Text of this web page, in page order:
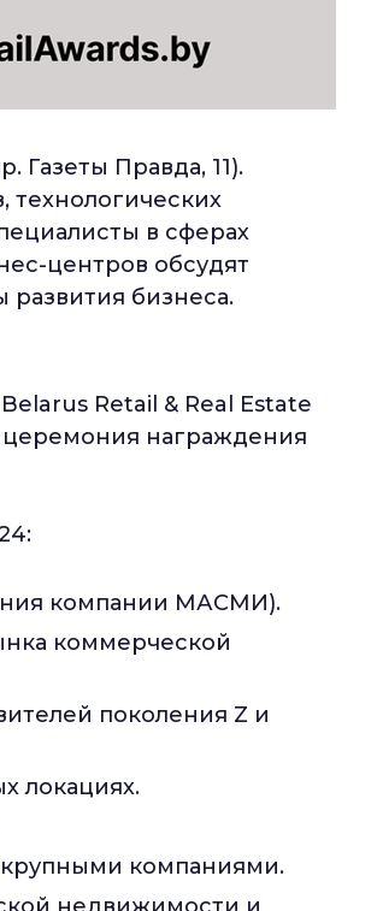
Газеты Правда, 11).
технологических
в сферах
центров обсудят
бизнеса.
Retail & Real Estate
церемония награждения
компании МАСМИ).
коммерческой
поколения Z и
локациях.
крупными компаниями.
недвижимости и